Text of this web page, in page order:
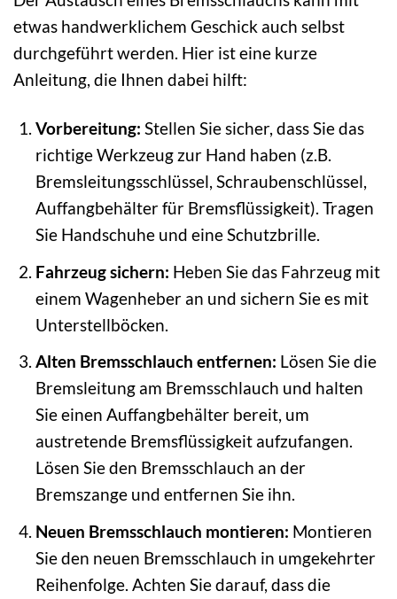
etwas handwerklichem Geschick auch selbst
durchgeführt werden. Hier ist eine kurze
Anleitung, die Ihnen dabei hilft:
Vorbereitung: Stellen Sie sicher, dass Sie das
richtige Werkzeug zur Hand haben (z.B.
Bremsleitungsschlüssel, Schraubenschlüssel,
Auffangbehälter für Bremsflüssigkeit). Tragen
Sie Handschuhe und eine Schutzbrille.
Fahrzeug sichern: Heben Sie das Fahrzeug mit
einem Wagenheber an und sichern Sie es mit
Unterstellböcken.
Alten Bremsschlauch entfernen: Lösen Sie die
Bremsleitung am Bremsschlauch und halten
Sie einen Auffangbehälter bereit, um
austretende Bremsflüssigkeit aufzufangen.
Lösen Sie den Bremsschlauch an der
Bremszange und entfernen Sie ihn.
Neuen Bremsschlauch montieren: Montieren
Sie den neuen Bremsschlauch in umgekehrter
Reihenfolge. Achten Sie darauf, dass die